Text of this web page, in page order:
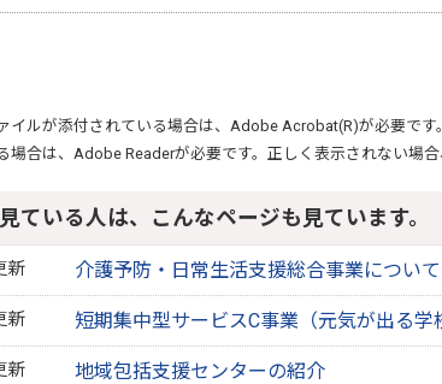
イルが添付されている場合は、 Adobe Acrobat(R)が必要です。
場合は、 Adobe Readerが必要です。正しく表示されない場
ている人は、こんなページも見ています。
新 介護予防・日常生活支援総合事業について
新 短期集中型サービスC事業（元気が出る学
新 地域包括支援センターの紹介